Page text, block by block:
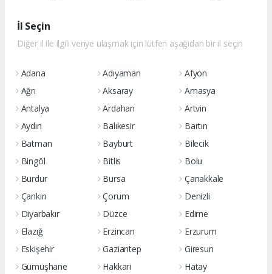
İl Seçin
Diğer il ile ilgili veriye ulaşmak için lütfen aşağıdan bir il seçin
Adana Adıyaman
Afyon
Ağrı
Aksaray
Amasya
Antalya
Ardahan
Artvin
Aydın
Balıkesir
Bartın
Batman
Bayburt
Bilecik
Bingöl
Bitlis
Bolu
Burdur
Bursa
Çanakkale
Çankırı
Çorum
Denizli
Diyarbakır
Düzce
Edirne
Elazığ
Erzincan
Erzurum
Eskişehir
Gaziantep
Giresun
Gümüşhane
Hakkari
Hatay